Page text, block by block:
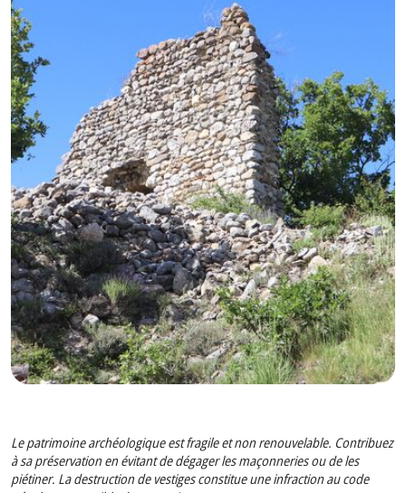
Le patrimoine archéologique est fragile et non renouvelable. Contribuez
à sa préservation en évitant de dégager les maçonneries ou de les
piétiner. La destruction de vestiges constitue une infraction au code